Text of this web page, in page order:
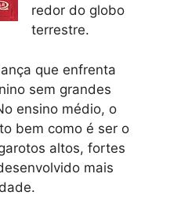
redor do globo
terrestre.
que enfrenta
sem grandes
ensino médio, o
bem como é ser o
altos, fortes
mais